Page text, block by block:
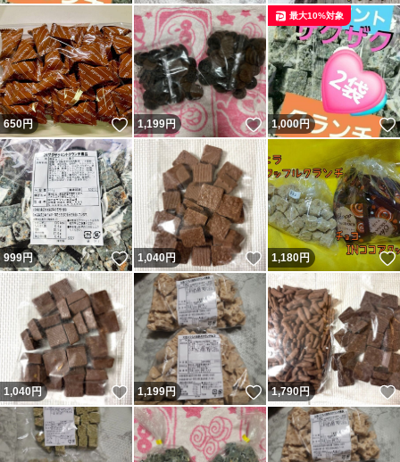
650円 いいね！
1,199円 いいね！
1,000円
最大10%対象
999円 いいね！
1,040円 いいね！
1,180円
1,040円 いいね！
1,199円 いいね！
1,790円